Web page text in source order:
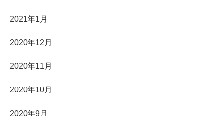
2021年1月
2020年12月
2020年11月
2020年10月
2020年9月